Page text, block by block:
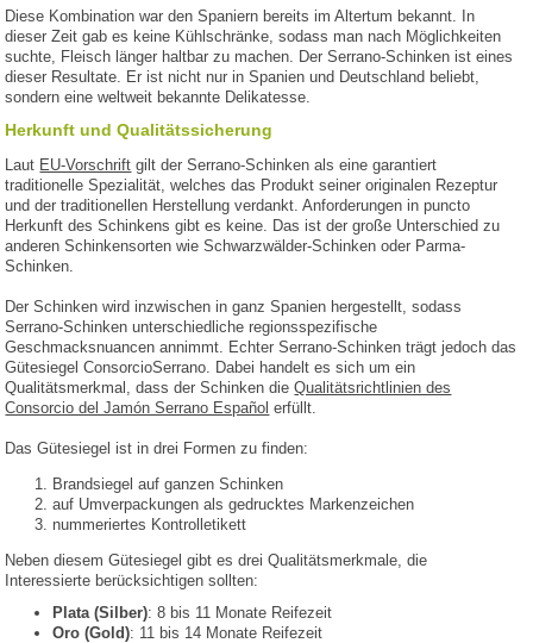
Diese Kombination war den Spaniern bereits im Altertum bekannt. In
dieser Zeit gab es keine Kühlschränke, sodass man nach Möglichkeiten
suchte, Fleisch länger haltbar zu machen. Der Serrano-Schinken ist eines
dieser Resultate. Er ist nicht nur in Spanien und Deutschland beliebt,
sondern eine weltweit bekannte Delikatesse.
Herkunft und Qualitätssicherung
Laut EU-Vorschrift gilt der Serrano-Schinken als eine garantiert
traditionelle Spezialität, welches das Produkt seiner originalen Rezeptur
und der traditionellen Herstellung verdankt. Anforderungen in puncto
Herkunft des Schinkens gibt es keine. Das ist der große Unterschied zu
anderen Schinkensorten wie Schwarzwälder-Schinken oder Parma-
Schinken.
Der Schinken wird inzwischen in ganz Spanien hergestellt, sodass
Serrano-Schinken unterschiedliche regionsspezifische
Geschmacksnuancen annimmt. Echter Serrano-Schinken trägt jedoch das
Gütesiegel ConsorcioSerrano. Dabei handelt es sich um ein
Qualitätsmerkmal, dass der Schinken dieQualitätsrichtlinien des
Consorcio del Jamón Serrano Español erfüllt.
Das Gütesiegel ist in drei Formen zu finden:
Brandsiegel auf ganzen Schinken
auf Umverpackungen als gedrucktes Markenzeichen
nummeriertes Kontrolletikett
Neben diesem Gütesiegel gibt es drei Qualitätsmerkmale, die
Interessierte berücksichtigen sollten:
Plata (Silber): 8 bis 11 Monate Reifezeit
Oro (Gold): 11 bis 14 Monate Reifezeit